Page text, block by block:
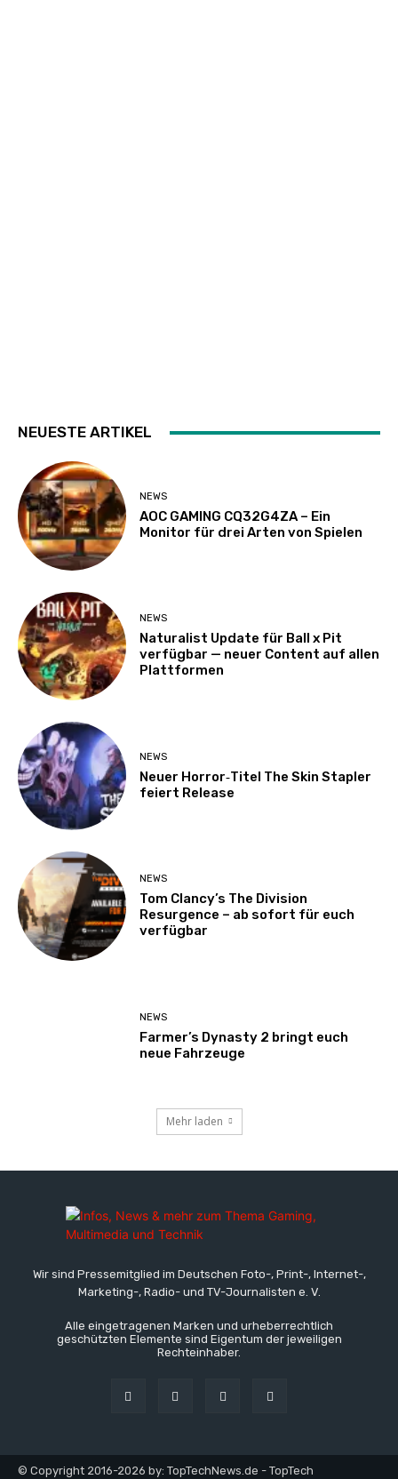
NEUESTE ARTIKEL
NEWS
AOC GAMING CQ32G4ZA – Ein
Monitor für drei Arten von Spielen
NEWS
Naturalist Update für Ball x Pit
verfügbar — neuer Content auf allen
Plattformen
NEWS
Neuer Horror‑Titel The Skin Stapler
feiert Release
NEWS
Tom Clancy’s The Division
Resurgence – ab sofort für euch
verfügbar
NEWS
Farmer’s Dynasty 2 bringt euch
neue Fahrzeuge
Mehr laden
Wir sind Pressemitglied im Deutschen Foto-, Print-, Internet-,
Marketing-, Radio- und TV-Journalisten e. V.
Alle eingetragenen Marken und urheberrechtlich
geschützten Elemente sind Eigentum der jeweiligen
Rechteinhaber.
© Copyright 2016-2026 by: TopTechNews.de - TopTech